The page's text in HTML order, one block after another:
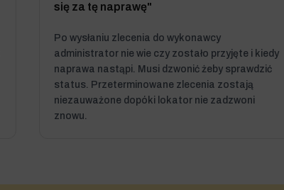
się za tę naprawę"
Po wysłaniu zlecenia do wykonawcy
administrator nie wie czy zostało przyjęte i kiedy
naprawa nastąpi. Musi dzwonić żeby sprawdzić
status. Przeterminowane zlecenia zostają
niezauważone dopóki lokator nie zadzwoni
znowu.